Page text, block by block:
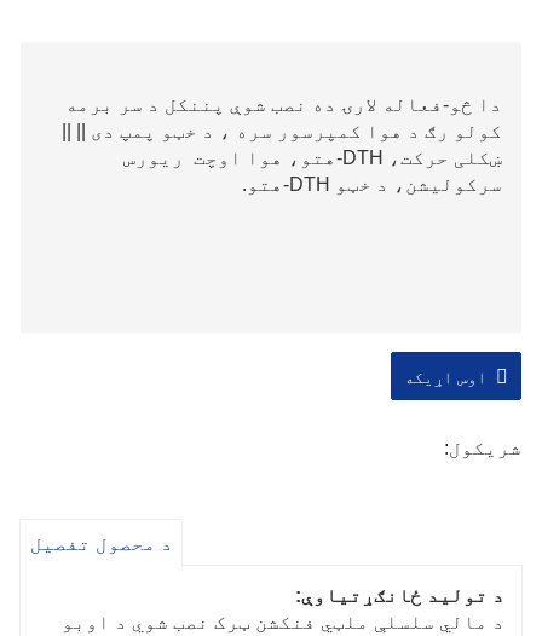
دا څو-فعاله لارۍ ده نصب شوې پننکل د سر برمه
کولو رګ د هوا کمپرسور سره ، د خټو پمپ دی || ||
ښکلی حرکت، DTH-هتو، هوا اوچت ریورس
سرکولیشن، د خټو DTH-هتو.
اوس اړیکه
شریکول:
د محصول تفصیل
د تولید ځانګړتیاوې:
د مالي سلسلې ملټي فنکشن ټرک نصب شوي د اوبو